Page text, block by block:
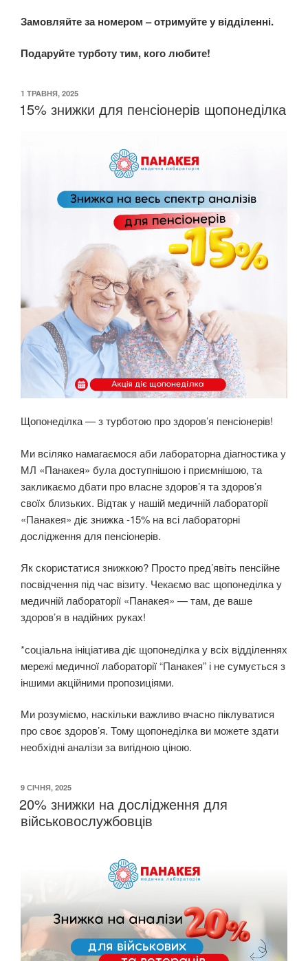
Замовляйте за номером – отримуйте у відділенні.
Подаруйте турботу тим, кого любите!
ОПУБЛІКОВАНО
1 ТРАВНЯ, 2025
15% знижки для пенсіонерів щопонеділка
Щопонеділка — з турботою про здоров’я пенсіонерів!
Ми всіляко намагаємося аби лабораторна діагностика у
МЛ «Панакея» була доступнішою і приємнішою, та
закликаємо дбати про власне здоровʼя та здоров’я
своїх близьких. Відтак у нашій медичній лабораторії
«Панакея» діє знижка -15% на всі лабораторні
дослідження для пенсіонерів.
Як скористатися знижкою? Просто пред’явіть пенсійне
посвідчення під час візиту. Чекаємо вас щопонеділка у
медичній лабораторії «Панакея» — там, де ваше
здоров’я в надійних руках!
*соціальна ініціатива діє щопонеділка у всіх відділеннях
мережі медичної лабораторії “Панакея” і не сумується з
іншими акційними пропозиціями.
Ми розуміємо, наскільки важливо вчасно піклуватися
про своє здоров’я. Тому щопонеділка ви можете здати
необхідні аналізи за вигідною ціною.
ОПУБЛІКОВАНО
9 СІЧНЯ, 2025
20% знижки на дослідження для
військовослужбовців